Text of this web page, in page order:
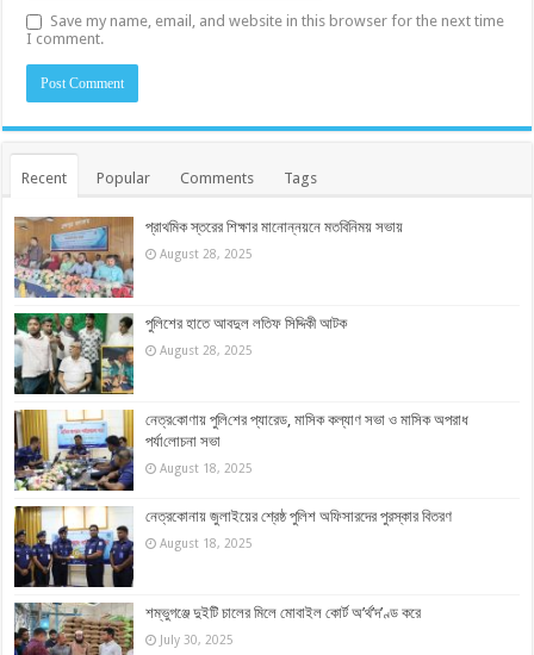
Save my name, email, and website in this browser for the next time
I comment.
Recent Popular Comments Tags
প্রাথমিক স্তরের শিক্ষার মানোন্নয়নে মতবিনিময় সভায়
August 28, 2025
পুলিশের হাতে আবদুল লতিফ সিদ্দিকী আটক
August 28, 2025
নেত্র‌কোণায় পু‌লি‌শের প্যারেড, মাসিক কল্যাণ সভা ও মাসিক অপরাধ
পর্যা‌লোচনা সভা
August 18, 2025
নেত্রকোনায় জুলাইয়ের শ্রেষ্ঠ পুলিশ অফিসারদের পুরস্কার বিতরণ
August 18, 2025
শম্ভুগঞ্জে দুইটি চালের মিলে মোবাইল কোর্ট অ’র্থ’দ’ণ্ড করে
July 30, 2025